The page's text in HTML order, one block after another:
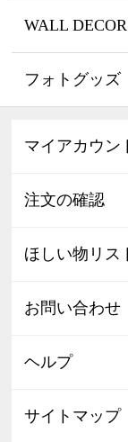
WALL DECOR
フォトグッズ
マイアカウン
注文の確認
ほしい物リス
お問い合わせ
ヘルプ
サイトマップ